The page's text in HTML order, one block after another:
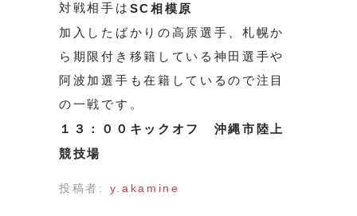
対戦相手は SC相模原
加入したばかりの高原選手、札幌か
ら期限付き移籍している神田選手や
阿波加選手も在籍しているので注目
の一戦です。
１３：００キックオフ 沖縄市陸上
競技場
投稿者: y.akamine